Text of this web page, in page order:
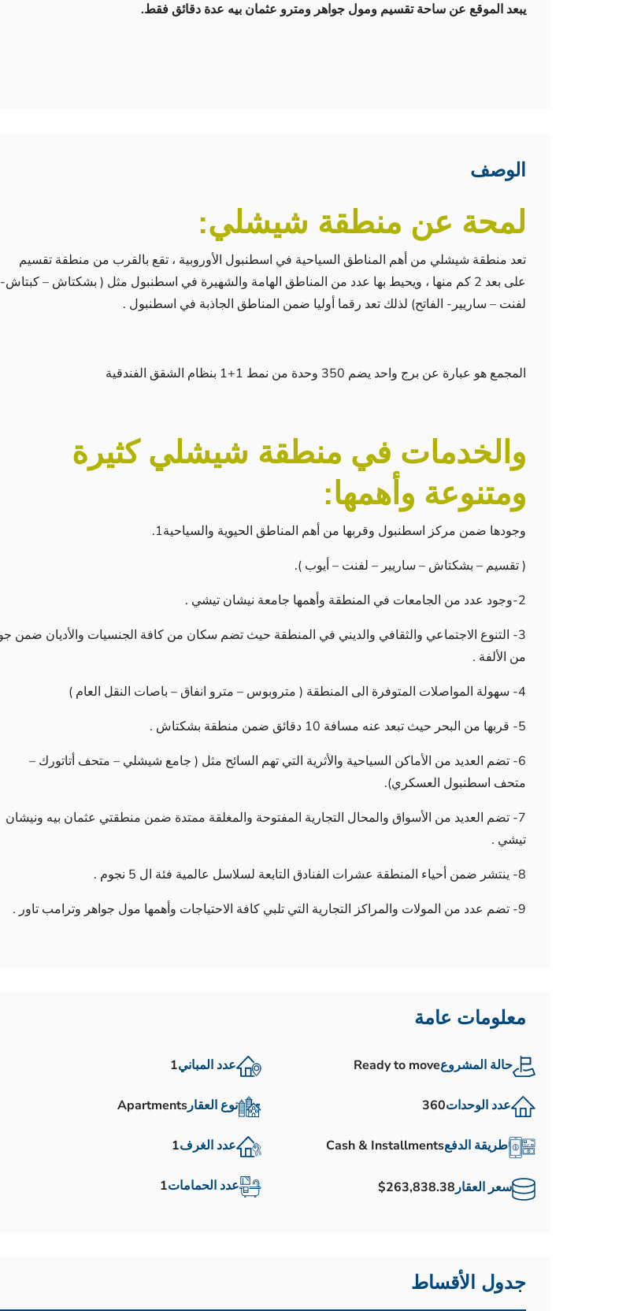
يبعد الموقع عن ساحة تقسيم ومول جواهر ومترو عثمان بيه عدة دقائق فقط.
الوصف
لمحة عن منطقة شيشلي:
تعد منطقة شيشلي من أهم المناطق السياحية في اسطنبول الأوروبية ، تقع بالقرب من منطقة تقسيم
على بعد 2 كم منها ، ويحيط بها عدد من المناطق الهامة والشهيرة في اسطنبول مثل ( بشكتاش – كبتاش-
لفنت – ساريير- الفاتح) لذلك تعد رقما أوليا ضمن المناطق الجاذبة في اسطنبول .
المجمع هو عبارة عن برج واحد يضم 350 وحدة من نمط 1+1 بنظام الشقق الفندقية
والخدمات في منطقة شيشلي كثيرة
ومتنوعة وأهمها:
وجودها ضمن مركز اسطنبول وقربها من أهم المناطق الحيوية والسياحية1.
( تقسيم – بشكتاش – ساريير – لفنت – أيوب ).
2-وجود عدد من الجامعات في المنطقة وأهمها جامعة نيشان تيشي .
3- التنوع الاجتماعي والثقافي والديني في المنطقة حيث تضم سكان من كافة الجنسيات والأديان ضمن
من الألفة .
4- سهولة المواصلات المتوفرة الى المنطقة ( متروبوس – مترو انفاق – باصات النقل العام )
5- قربها من البحر حيث تبعد عنه مسافة 10 دقائق ضمن منطقة بشكتاش .
6- تضم العديد من الأماكن السياحية والأثرية التي تهم السائح مثل ( جامع شيشلي – متحف أتاتورك –
متحف اسطنبول العسكري).
7- تضم العديد من الأسواق والمحال التجارية المفتوحة والمغلقة ممتدة ضمن منطقتي عثمان بيه ونيشان
تيشي .
8- ينتشر ضمن أحياء المنطقة عشرات الفنادق التابعة لسلاسل عالمية فئة ال 5 نجوم .
9- تضم عدد من المولات والمراكز التجارية التي تلبي كافة الاحتياجات وأهمها مول جواهر وترامب تاور .
معلومات عامة
حالة المشروعReady to move
عدد الوحدات360
طريقة الدفعCash & Installments
سعر العقار$263,838.38
عدد المباني1
نوع العقارApartments
عدد الغرف1
عدد الحمامات1
جدول الأقساط